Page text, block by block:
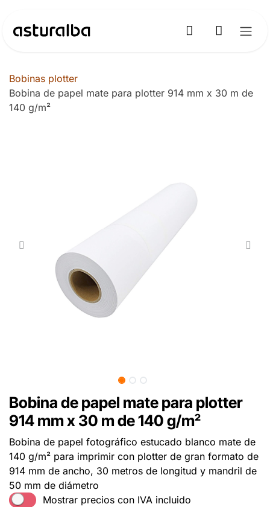
Bobinas plotter
Bobina de papel mate para plotter 914 mm x 30 m de
140 g/m²
Bobina de papel mate para plotter
914 mm x 30 m de 140 g/m²
Bobina de papel fotográfico estucado blanco mate de
140 g/m² para imprimir con plotter de gran formato de
914 mm de ancho, 30 metros de longitud y mandril de
50 mm de diámetro
Mostrar precios con IVA incluido